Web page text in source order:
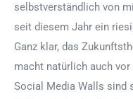
selbstverständlich von
seit diesem Jahr ein
Ganz klar, das
macht natürlich auch
Social Media Walls sind